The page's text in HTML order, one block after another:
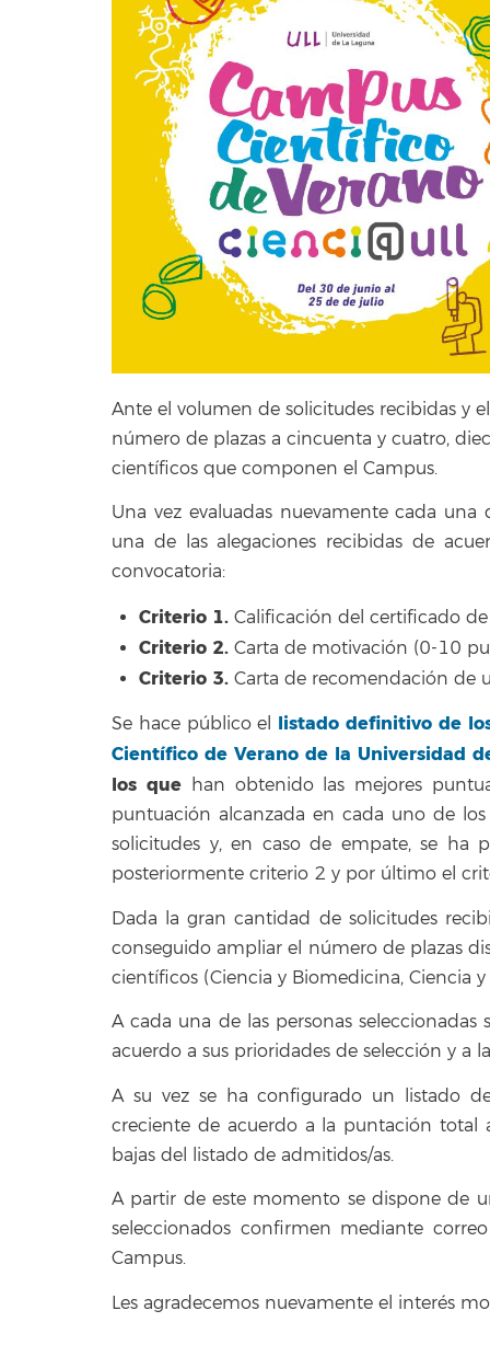
Ante el volumen de solicitudes recibidas y
número de plazas a cincuenta y cuatro,
científicos que componen el Campus.
Una vez evaluadas nuevamente cada
una de las alegaciones recibidas de
convocatoria:
Criterio 1. Calificación del certificado
Criterio 2. Carta de motivación (0-10
Criterio 3. Carta de recomendación de
Se hace público el listado definitivo de
Científico de Verano de la Universidad
los quehan obtenido las mejores
puntuación alcanzada en cada uno de
solicitudes y, en caso de empate, se ha
posteriormente criterio 2 y por último el
Dada la gran cantidad de solicitudes
conseguido ampliar el número de plazas
científicos (Ciencia y Biomedicina, Ciencia
A cada una de las personas
acuerdo a sus prioridades de selección y a
A su vez se ha configurado un listado
creciente de acuerdo a la puntación total
bajas del listado de admitidos/as.
A partir de este momento se dispone de
seleccionados confirmen mediante
Campus.
Les agradecemos nuevamente el interés